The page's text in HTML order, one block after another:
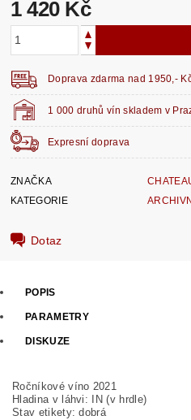
1 420 Kč
1 000 druhů vín skladem v
Expresní doprava
Doprava zdarma nad 1950,-
ZNAČKA
KATEGORIE
Dotaz
POPIS
PARAMETRY
DISKUZE
Ročníkové víno 2021
Hladina v láhvi: IN (v hrdle)
Stav etikety: dobrá